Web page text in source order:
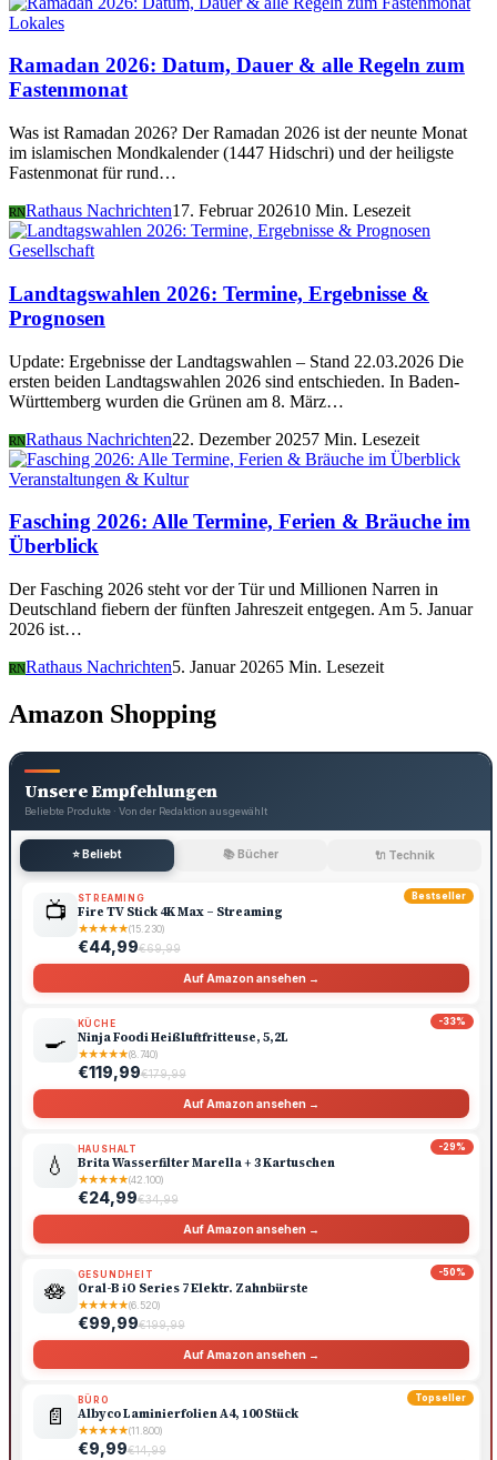
Lokales
Ramadan 2026: Datum, Dauer & alle Regeln zum
Fastenmonat
Was ist Ramadan 2026? Der Ramadan 2026 ist der neunte Monat
im islamischen Mondkalender (1447 Hidschri) und der heiligste
Fastenmonat für rund…
RNRathaus Nachrichten17. Februar 202610 Min. Lesezeit
Gesellschaft
Landtagswahlen 2026: Termine, Ergebnisse &
Prognosen
Update: Ergebnisse der Landtagswahlen – Stand 22.03.2026 Die
ersten beiden Landtagswahlen 2026 sind entschieden. In Baden-
Württemberg wurden die Grünen am 8. März…
RNRathaus Nachrichten22. Dezember 20257 Min. Lesezeit
Veranstaltungen & Kultur
Fasching 2026: Alle Termine, Ferien & Bräuche im
Überblick
Der Fasching 2026 steht vor der Tür und Millionen Narren in
Deutschland fiebern der fünften Jahreszeit entgegen. Am 5. Januar
2026 ist…
RNRathaus Nachrichten5. Januar 20265 Min. Lesezeit
Amazon Shopping
Unsere Empfehlungen
Beliebte Produkte · Von der Redaktion ausgewählt
⭐ Beliebt 📚 Bücher 🔌 Technik
Bestseller
📺 STREAMING
Fire TV Stick 4K Max – Streaming
★★★★★(15.230)
€44,99€69,99
Auf Amazon ansehen →
-33%
🍳
KÜCHE
Ninja Foodi Heißluftfritteuse, 5,2L
★★★★★(8.740)
€119,99€179,99
Auf Amazon ansehen →
-29%
💧
HAUSHALT
Brita Wasserfilter Marella + 3 Kartuschen
★★★★★(42.100)
€24,99€34,99
Auf Amazon ansehen →
-50%
🪷
GESUNDHEIT
Oral-B iO Series 7 Elektr. Zahnbürste
★★★★★(6.520)
€99,99€199,99
Auf Amazon ansehen →
Topseller
📄
BÜRO
Albyco Laminierfolien A4, 100 Stück
★★★★★(11.800)
€9,99€14,99